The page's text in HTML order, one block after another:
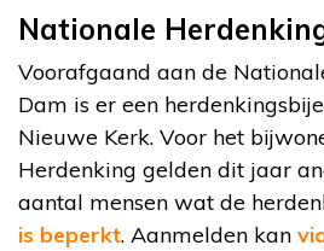
Nationale
Voorafgaand aan de
Dam is er een
Nieuwe Kerk. Voor het
Herdenking gelden dit jaar
aantal mensen wat de
is beperkt. Aanmelden kan